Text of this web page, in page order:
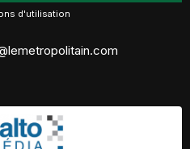
d'utilisation